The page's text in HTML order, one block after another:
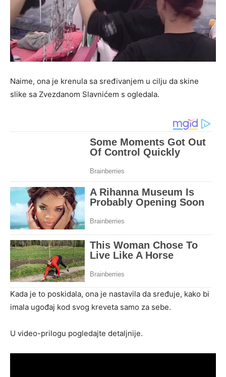
Naime, ona je krenula sa sređivanjem u cilju da skine
slike sa Zvezdanom Slavnićem s ogledala.
Kada je to poskidala, ona je nastavila da sređuje, kako bi
imala ugođaj kod svog kreveta samo za sebe.
U video-prilogu pogledajte detaljnije.